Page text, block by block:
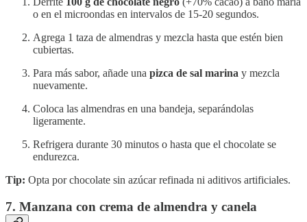
o en el microondas en intervalos de 15-20 segundos.
Agrega 1 taza de almendras y mezcla hasta que estén bien
cubiertas.
Para más sabor, añade una pizca de sal marina y mezcla
nuevamente.
Coloca las almendras en una bandeja, separándolas
ligeramente.
Refrigera durante 30 minutos o hasta que el chocolate se
endurezca.
Tip: Opta por chocolate sin azúcar refinada ni aditivos artificiales.
7. Manzana con crema de almendra y canela